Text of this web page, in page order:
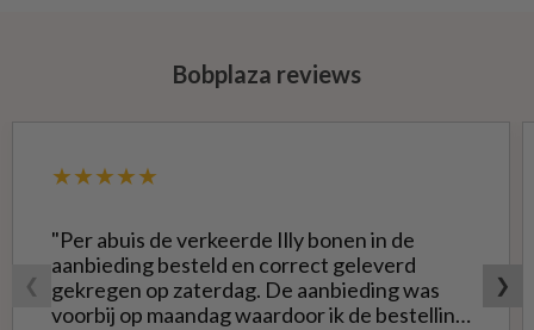
Bobplaza reviews
❮
★★★★★
"Per abuis de verkeerde Illy bonen in de
aanbieding besteld en correct geleverd
gekregen op zaterdag. De aanbieding was
voorbij op maandag waardoor ik de bestelling
❯